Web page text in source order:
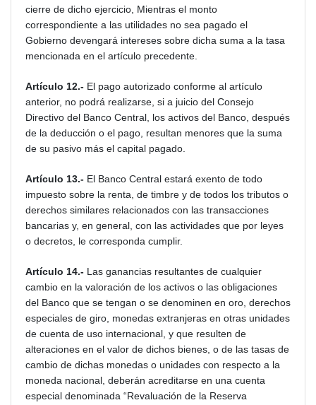
cierre de dicho ejercicio, Mientras el monto
correspondiente a las utilidades no sea pagado el
Gobierno devengará intereses sobre dicha suma a la tasa
mencionada en el artículo precedente.
Artículo 12.- El pago autorizado conforme al artículo
anterior, no podrá realizarse, si a juicio del Consejo
Directivo del Banco Central, los activos del Banco, después
de la deducción o el pago, resultan menores que la suma
de su pasivo más el capital pagado.
Artículo 13.- El Banco Central estará exento de todo
impuesto sobre la renta, de timbre y de todos los tributos o
derechos similares relacionados con las transacciones
bancarias y, en general, con las actividades que por leyes
o decretos, le corresponda cumplir.
Artículo 14.- Las ganancias resultantes de cualquier
cambio en la valoración de los activos o las obligaciones
del Banco que se tengan o se denominen en oro, derechos
especiales de giro, monedas extranjeras en otras unidades
de cuenta de uso internacional, y que resulten de
alteraciones en el valor de dichos bienes, o de las tasas de
cambio de dichas monedas o unidades con respecto a la
moneda nacional, deberán acreditarse en una cuenta
especial denominada “Revaluación de la Reserva